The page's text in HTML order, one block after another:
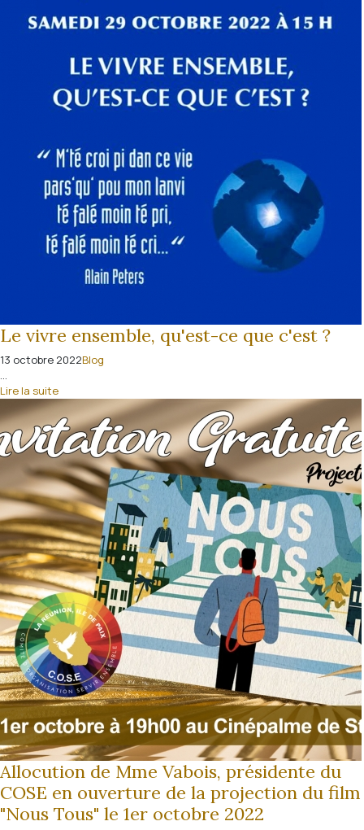
Le vivre ensemble, qu'est-ce que c'est ?
13 octobre 2022Blog
...
Lire la suite
Allocution de Mme Vabois, présidente du
COSE en ouverture de la projection du film
"Nous Tous" le 1er octobre 2022